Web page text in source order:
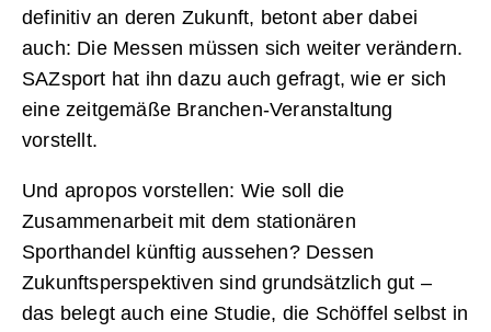
definitiv an deren Zukunft, betont aber dabei
auch: Die Messen müssen sich weiter verändern.
SAZsport hat ihn dazu auch gefragt, wie er sich
eine zeitgemäße Branchen-Veranstaltung
vorstellt.
Und apropos vorstellen: Wie soll die
Zusammenarbeit mit dem stationären
Sporthandel künftig aussehen? Dessen
Zukunftsperspektiven sind grundsätzlich gut –
das belegt auch eine Studie, die Schöffel selbst in